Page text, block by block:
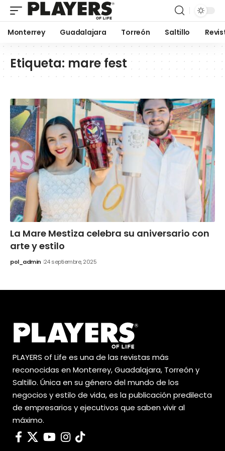
Monterrey Guadalajara Torreón Saltillo
Etiqueta: mare fest
La Mare Mestiza celebra su aniversario con
arte y estilo
pol_admin 24 septiembre, 2025
PLAYERS of Life es una de las revistas más
reconocidas en Monterrey, Guadalajara, Torreón y
Saltillo. Única en su género del mundo de los
negocios y estilo de vida, es la publicación predilecta
de empresarios y ejecutivos que saben vivir al
máximo.